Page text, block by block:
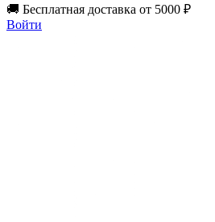
🚚 Бесплатная доставка от 5000 ₽
Войти